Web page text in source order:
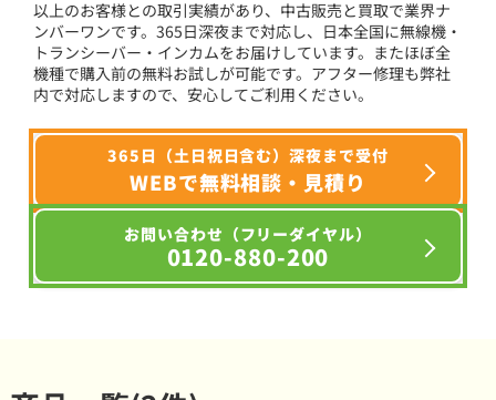
以上のお客様との取引実績があり、中古販売と買取で業界ナ
ンバーワンです。365日深夜まで対応し、日本全国に無線機・
トランシーバー・インカムをお届けしています。またほぼ全
機種で購入前の無料お試しが可能です。アフター修理も弊社
内で対応しますので、安心してご利用ください。
365日（土日祝日含む）深夜まで受付
WEBで無料相談・見積り
お問い合わせ（フリーダイヤル）
0120-880-200